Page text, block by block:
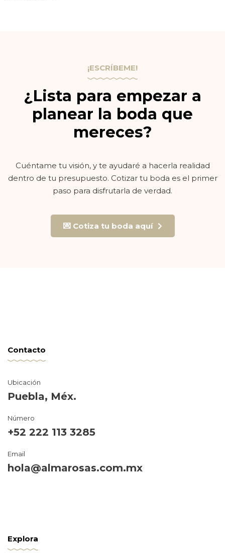
¡ESCRÍBEME!
¿Lista para empezar a
planear la boda que
mereces?
Cuéntame tu visión, y te ayudaré a hacerla realidad
dentro de tu presupuesto. Cotizar tu boda es el primer
paso para disfrutarla de verdad.
💌 Cotiza tu boda aquí
Contacto
Ubicación
Puebla, Méx.
Número
+52 222 113 3285
Email
hola@almarosas.com.mx
Explora